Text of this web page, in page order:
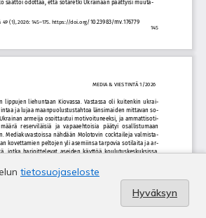
tietosuojaseloste
Hyväksyn